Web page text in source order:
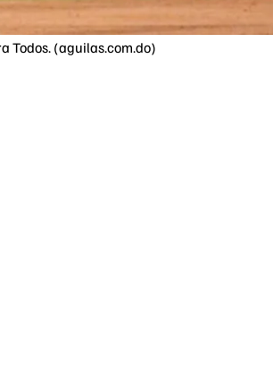
Todos. (aguilas.com.do)